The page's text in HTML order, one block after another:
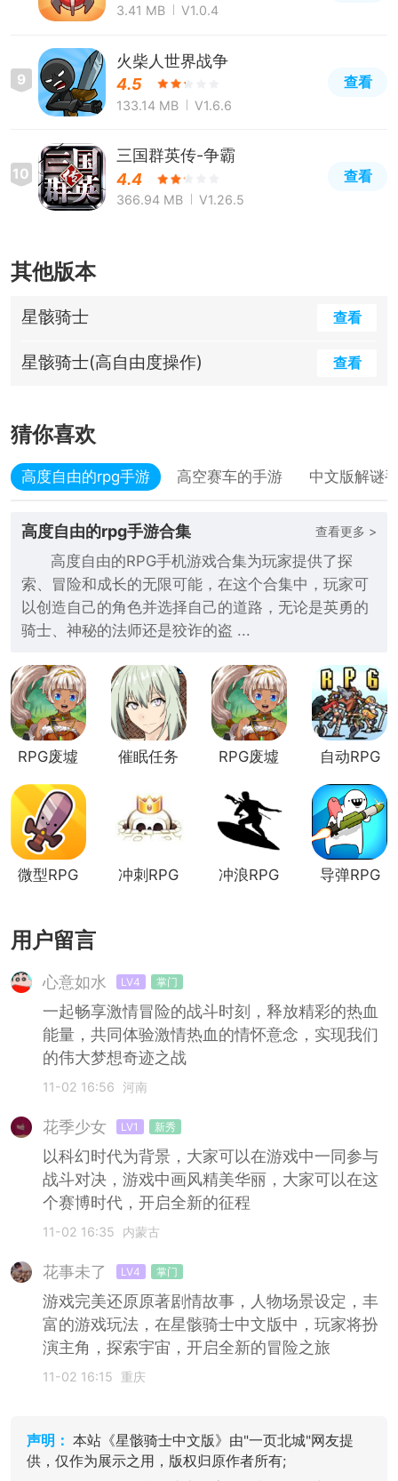
3.41 MB V1.0.4
9
火柴人世界战争
4.5
133.14 MB V1.6.6
查看
10
三国群英传-争霸
4.4
366.94 MB V1.26.5
查看
其他版本
星骸骑士 查看
星骸骑士(高自由度操作) 查看
猜你喜欢
高度自由的rpg手游 高空赛车的手游 中文版解谜
高度自由的rpg手游合集 查看更多 >
高度自由的RPG手机游戏合集为玩家提供了探
索、冒险和成长的无限可能，在这个合集中，玩家可
以创造自己的角色并选择自己的道路，无论是英勇的
骑士、神秘的法师还是狡诈的盗 ...
RPG废墟
Ruinverse)
催眠任务
RPG废墟
Ruinverse)
汉化版
自动RPG
微型RPG 冲刺RPG 冲浪RPG 导弹RPG
用户留言
心意如水 LV4 掌门
一起畅享激情冒险的战斗时刻，释放精彩的热血
能量，共同体验激情热血的情怀意念，实现我们
的伟大梦想奇迹之战
11-02 16:56 河南
花季少女 LV1 新秀
以科幻时代为背景，大家可以在游戏中一同参与
战斗对决，游戏中画风精美华丽，大家可以在这
个赛博时代，开启全新的征程
11-02 16:35 内蒙古
花事未了 LV4 掌门
游戏完美还原原著剧情故事，人物场景设定，丰
富的游戏玩法，在星骸骑士中文版中，玩家将扮
演主角，探索宇宙，开启全新的冒险之旅
11-02 16:15 重庆
声明： 本站《星骸骑士中文版》由"一页北城"网友提
供，仅作为展示之用，版权归原作者所有;